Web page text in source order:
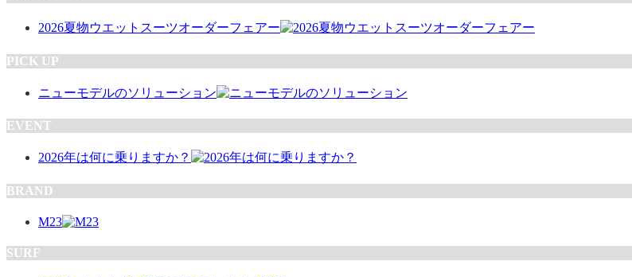
2026夏物ウエットスーツオーダーフェアー
PICK UP
ニューモデルのソリューション
EVENT
2026年は何に乗りますか？
BRAND
M23
SURF